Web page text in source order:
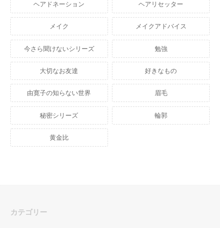
ヘアドネーション ヘアリセッター
メイク メイクアドバイス
今さら聞けないシリーズ 勉強
大切なお友達 好きなもの
由寛子の知らない世界 眉毛
秘密シリーズ 輪郭
黄金比
カテゴリー